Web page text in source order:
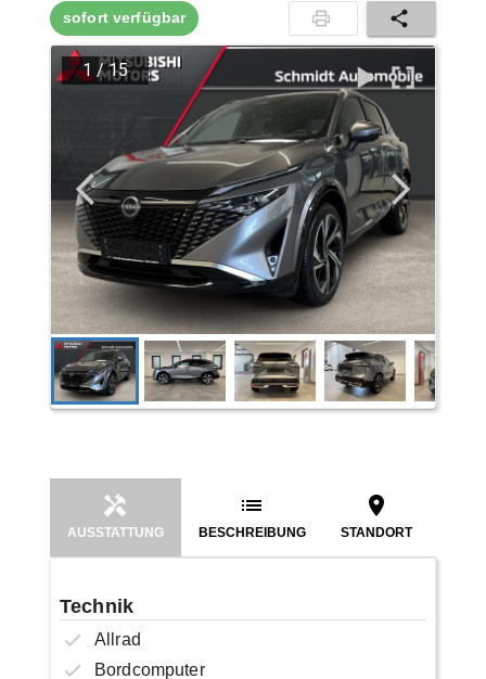
sofort verfügbar
1 /15
AUSSTATTUNG BESCHREIBUNG STANDORT
Technik
Allrad
Bordcomputer